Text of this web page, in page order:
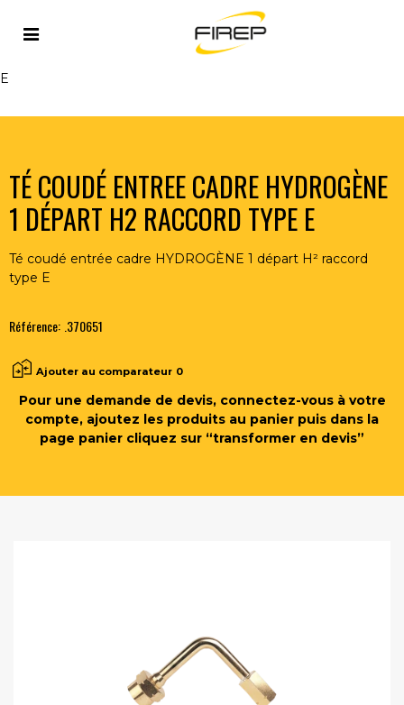
Accueil ACCESSOIRES FLAMME
ENTREE CADRE HYDROGÈNE 1 DÉPART H2 RACCORD TYPE
E
TÉ COUDÉ ENTREE CADRE HYDROGÈNE
1 DÉPART H2 RACCORD TYPE E
Té coudé entrée cadre HYDROGÈNE 1 départ H² raccord
type E
Référence: .370651
Ajouter au comparateur 0
Pour une demande de devis, connectez-vous à votre
compte, ajoutez les produits au panier puis dans la
page panier cliquez sur “transformer en devis”